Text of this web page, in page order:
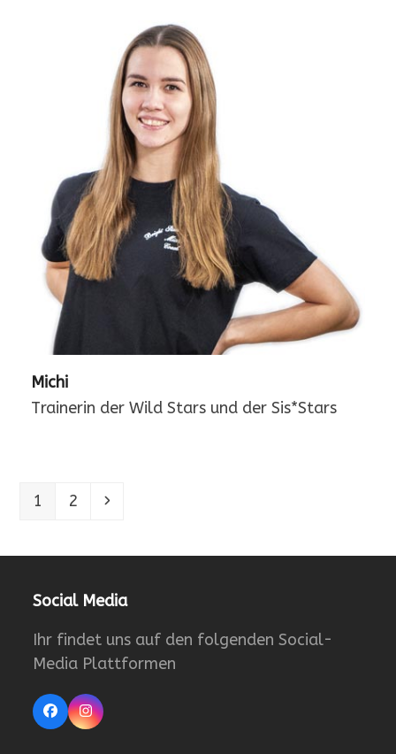
Michi
Trainerin der Wild Stars und der Sis*Stars
Seite
1 Seite
2 Vorwärts
Social Media
Ihr findet uns auf den folgenden Social-
Media Plattformen
FacebookInstagram